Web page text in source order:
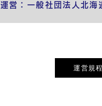
運営：一般社団法人北海
運営規程